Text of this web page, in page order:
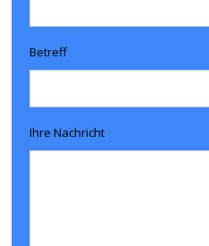
Betreff
Ihre Nachricht